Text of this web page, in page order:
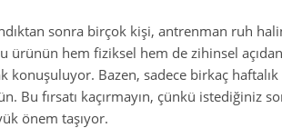
sonra birçok kişi, antrenman ruh
ürünün hem fiziksel hem de zihinsel
konuşuluyor. Bazen, sadece birkaç
Bu fırsatı kaçırmayın, çünkü istediğiniz
önem taşıyor.